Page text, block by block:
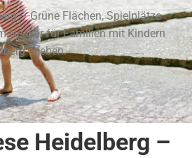
– Grüne Flächen, Spielplätze
Neckar für Familien mit Kindern
erleben.
Heidelberg –